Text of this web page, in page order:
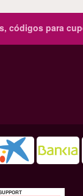
códigos para